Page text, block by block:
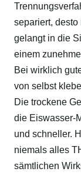
separiert, desto
gelangt in die
einem
Bei wirklich
von selbst
Die trockene
die Eiswasser-
und schneller.
niemals alles
sämtlichen